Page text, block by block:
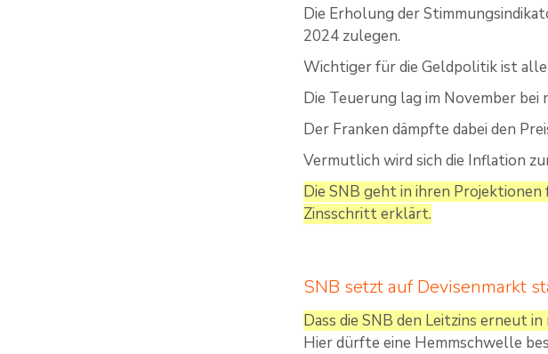
Die Erholung der
2024 zulegen.
Wichtiger für die Geldpolitik ist
Die Teuerung lag im November bei
Der Franken dämpfte dabei den
Vermutlich wird sich die Inflation
Die SNB geht in ihren
Zinsschritt erklärt.
SNB setzt auf Devisenmarkt
Dass die SNB den Leitzins erneut
Hier dürfte eine Hemmschwelle